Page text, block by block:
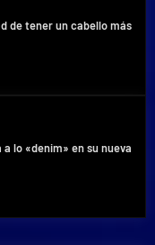
de tener un cabello más
lo «denim» en su nueva